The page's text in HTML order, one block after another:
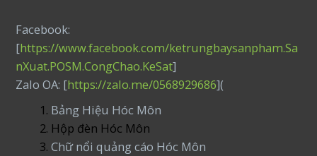
Facebook:
[https://www.facebook.com/ketrungbaysanpham.Sa
nXuat.POSM.CongChao.KeSat]
Zalo OA: [https://zalo.me/0568929686](
Bảng Hiệu Hóc Môn
Hộp đèn Hóc Môn
Chữ nổi quảng cáo Hóc Môn